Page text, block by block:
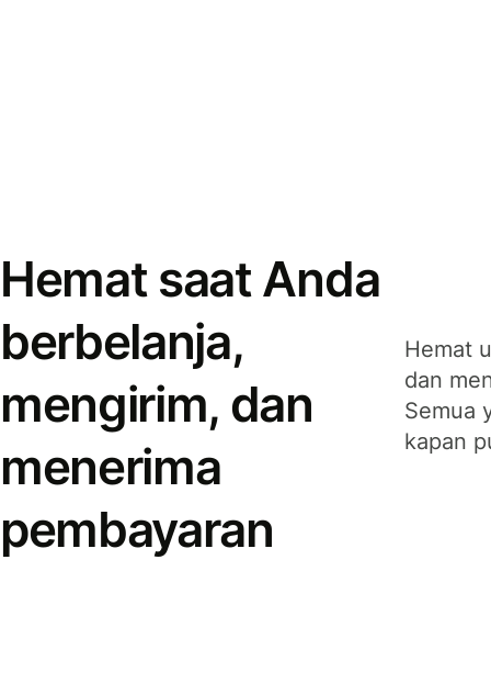
Hemat saat Anda
berbelanja,
mengirim, dan
menerima
pembayaran
Hemat
dan
Semua
kapan